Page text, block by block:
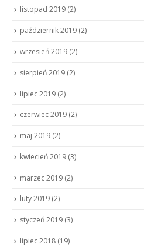
listopad 2019 (2)
październik 2019 (2)
wrzesień 2019 (2)
sierpień 2019 (2)
lipiec 2019 (2)
czerwiec 2019 (2)
maj 2019 (2)
kwiecień 2019 (3)
marzec 2019 (2)
luty 2019 (2)
styczeń 2019 (3)
lipiec 2018 (19)